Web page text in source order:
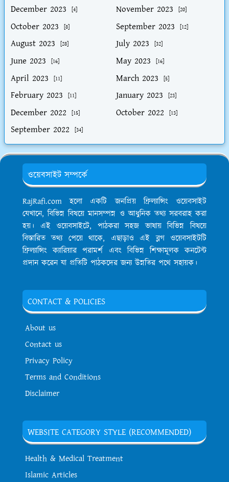
December 2023 [4] November 2023 [20]
October 2023 [8] September 2023 [12]
August 2023 [28] July 2023 [32]
June 2023 [16] May 2023 [16]
April 2023 [11] March 2023 [5]
February 2023 [11] January 2023 [23]
December 2022 [15] October 2022 [13]
September 2022 [34]
ওয়েবসাইট সম্পর্কে
RajRafi.com হলো একটি জনপ্রিয় ফ্রিল্যান্সিং ওয়েবসাইট
যেখানে, বিভিন্ন বিষয়ে মানসম্পন্ন ও আধুনিক তথ্য সরবরাহ করা
হয়। এই ওয়েবসাইটে, পাঠকরা সহজ ভাষায় বিভিন্ন বিষয়ে
বিস্তারিত তথ্য পেয়ে থাকে, এছাড়াও এই ব্লগ ওয়েবসাইটটি
ফ্রিল্যান্সিং ক্যারিয়ার পরামর্শ এবং বিভিন্ন শিক্ষামূলক কনটেন্ট
প্রদান করেন যা প্রতিটি পাঠকদের জন্য উন্নতির পথে সহায়ক।
CONTACT & POLICIES
About us
Contact us
Privacy Policy
Terms and Conditions
Disclaimer
WEBSITE CATEGORY STYLE (RECOMMENDED)
Health & Medical Treatment
Islamic Articles